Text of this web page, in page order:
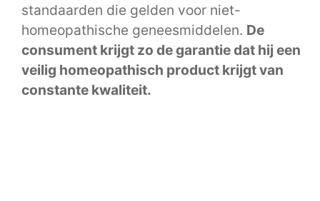
standaarden die gelden voor niet-
homeopathische geneesmiddelen. De
consument krijgt zo de garantie dat hij een
veilig homeopathisch product krijgt van
constante kwaliteit.